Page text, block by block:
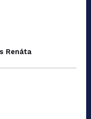
Renáta